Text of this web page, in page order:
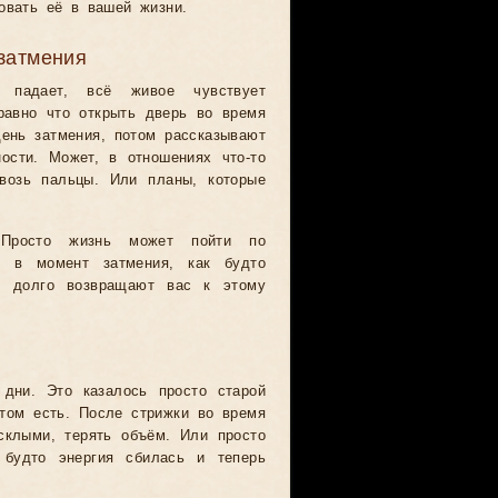
её в вашей жизни.
падает, всё живое чувствует
что открыть дверь во время
затмения, потом рассказывают
Может, в отношениях что-то
пальцы. Или планы, которые
жизнь может пойти по
в момент затмения, как будто
долго возвращают вас к этому
Это казалось просто старой
есть. После стрижки во время
терять объём. Или просто
энергия сбилась и теперь